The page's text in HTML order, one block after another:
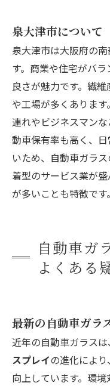
泉大津市について
泉大津市は大阪府の
す。商業や住宅がバ
良さが魅力です。繊
や工場が多くありま
連れやビジネスマン
動車保有率も高く、
いため、自動車ガラ
着型のサービス業が
が多いことも特徴です。
自動車ガ
よくある
最新の自動車ガラ
近年の自動車ガラスは
スプレイの進化によ
向上しています。環境